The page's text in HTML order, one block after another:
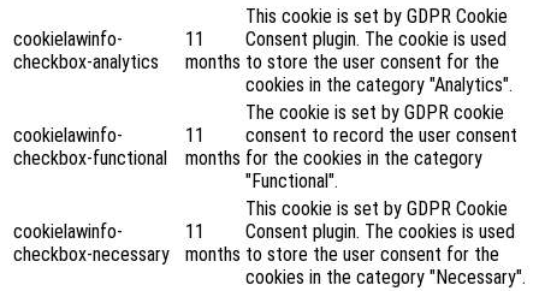
cookielawinfo-
checkbox-analytics
11
months
This cookie is set by GDPR Cookie
Consent plugin. The cookie is used
to store the user consent for the
cookies in the category "Analytics".
cookielawinfo-
checkbox-functional
11
months
The cookie is set by GDPR cookie
consent to record the user consent
for the cookies in the category
"Functional".
cookielawinfo-
checkbox-necessary
11
months
This cookie is set by GDPR Cookie
Consent plugin. The cookies is used
to store the user consent for the
cookies in the category "Necessary".